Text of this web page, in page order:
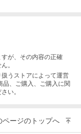
が、その内容の正確
。
扱うストアによって運営
品、ご購入 、ご購入に関
い。
ページのトップへ